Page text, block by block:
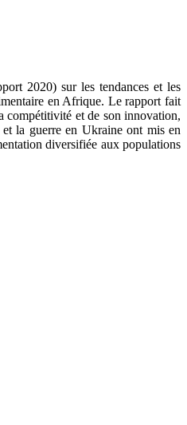
2020) sur les tendances et les
en Afrique. Le rapport fait
compétitivité et de son innovation,
et la guerre en Ukraine ont mis en
diversifiée aux populations